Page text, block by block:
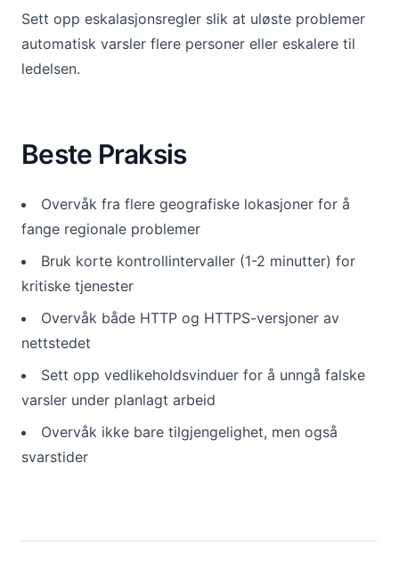
Sett opp eskalasjonsregler slik at uløste problemer
automatisk varsler flere personer eller eskalere til
ledelsen.
Beste Praksis
Overvåk fra flere geografiske lokasjoner for å
fange regionale problemer
Bruk korte kontrollintervaller (1-2 minutter) for
kritiske tjenester
Overvåk både HTTP og HTTPS-versjoner av
nettstedet
Sett opp vedlikeholdsvinduer for å unngå falske
varsler under planlagt arbeid
Overvåk ikke bare tilgjengelighet, men også
svarstider